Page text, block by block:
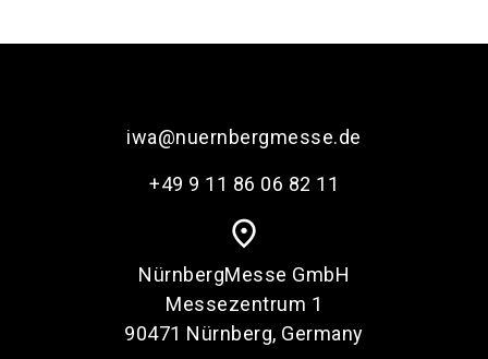
iwa@nuernbergmesse.de
+49 9 11 86 06 82 11
place
NürnbergMesse GmbH
Messezentrum 1
90471 Nürnberg, Germany